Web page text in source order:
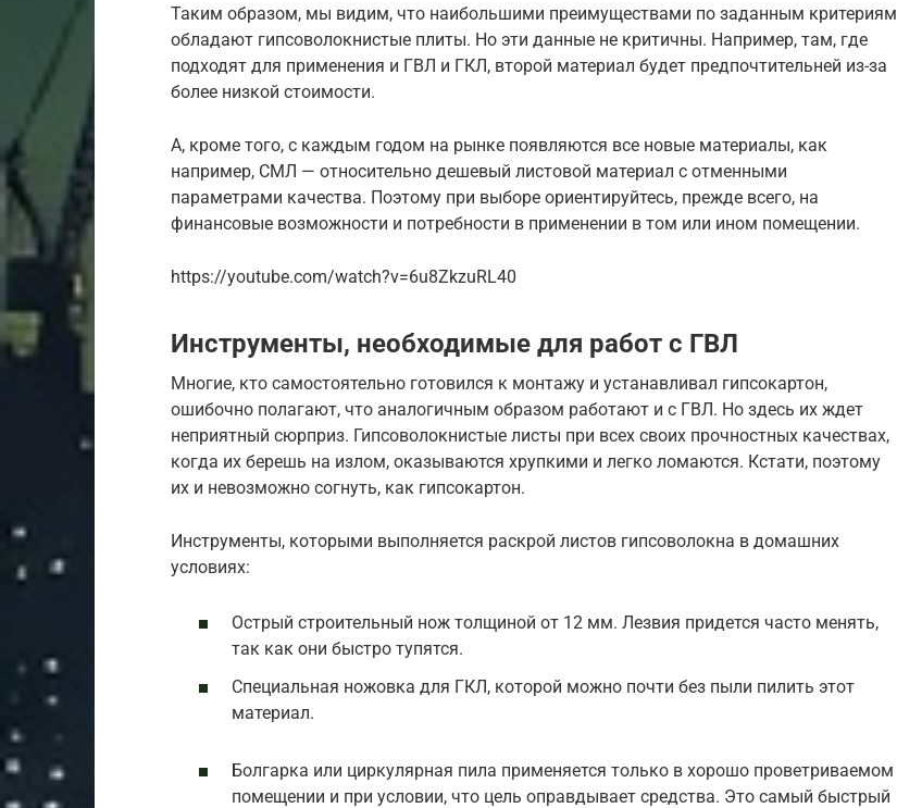
Таким образом, мы видим, что наибольшими преимуществами по заданным критериям
обладают гипсоволокнистые плиты. Но эти данные не критичны. Например, там, где
подходят для применения и ГВЛ и ГКЛ, второй материал будет предпочтительней из-за
более низкой стоимости.
А, кроме того, с каждым годом на рынке появляются все новые материалы, как
например, СМЛ — относительно дешевый листовой материал с отменными
параметрами качества. Поэтому при выборе ориентируйтесь, прежде всего, на
финансовые возможности и потребности в применении в том или ином помещении.
https://youtube.com/watch?v=6u8ZkzuRL40
Инструменты, необходимые для работ с ГВЛ
Многие, кто самостоятельно готовился к монтажу и устанавливал гипсокартон,
ошибочно полагают, что аналогичным образом работают и с ГВЛ. Но здесь их ждет
неприятный сюрприз. Гипсоволокнистые листы при всех своих прочностных качествах,
когда их берешь на излом, оказываются хрупкими и легко ломаются. Кстати, поэтому
их и невозможно согнуть, как гипсокартон.
Инструменты, которыми выполняется раскрой листов гипсоволокна в домашних
условиях:
Острый строительный нож толщиной от 12 мм. Лезвия придется часто менять,
так как они быстро тупятся.
Специальная ножовка для ГКЛ, которой можно почти без пыли пилить этот
материал.
Болгарка или циркулярная пила применяется только в хорошо проветриваемом
помещении и при условии, что цель оправдывает средства. Это самый быстрый